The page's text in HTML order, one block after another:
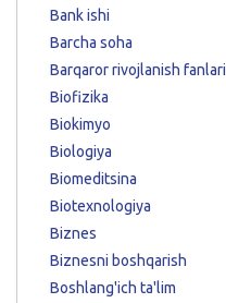
Bank ishi
Barcha soha
Barqaror rivojlanish fanlari
Biofizika
Biokimyo
Biologiya
Biomeditsina
Biotexnologiya
Biznes
Biznesni boshqarish
Boshlang'ich ta'lim